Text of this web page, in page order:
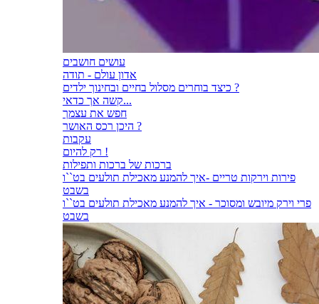
עושים חושבים
אדון עולם - תודה
כיצד בוחרים מסלול בחיים ובחינוך ילדים ?
קשה אך כדאי...
חפש את עצמך
היכן רכס האושר ?
עקבות
רק להיום !
ברכות של ברכות ותפילות
פירות וירקות טריים -איך להמנע מאכילת תולעים בט``ו
בשבט
פרי וירק מיובש ומסוכר - איך להמנע מאכילת תולעים בט``ו
בשבט